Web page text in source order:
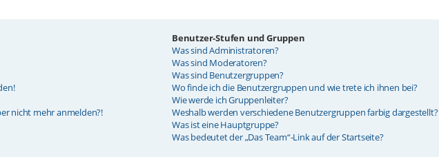
nicht mehr anmelden?!
Benutzer-Stufen und Gruppen
Was sind Administratoren?
Was sind Moderatoren?
Was sind Benutzergruppen?
Wo finde ich die Benutzergruppen und wie trete ich ihnen bei?
Wie werde ich Gruppenleiter?
Weshalb werden verschiedene Benutzergruppen farbig dargestellt?
Was ist eine Hauptgruppe?
Was bedeutet der „Das Team“-Link auf der Startseite?